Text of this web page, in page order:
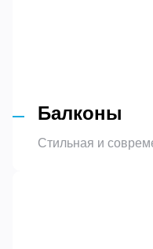
Балконы
Стильная и